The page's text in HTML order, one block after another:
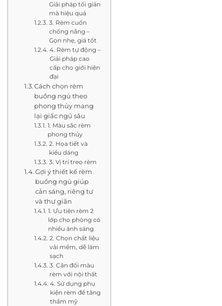
Giải pháp tối giản
mà hiệu quả
3. Rèm cuốn
chống nắng –
Gọn nhẹ, giá tốt
4. Rèm tự động –
Giải pháp cao
cấp cho giới hiện
đại
Cách chọn rèm
buồng ngủ theo
phong thủy mang
lại giấc ngủ sâu
1. Màu sắc rèm
phong thủy
2. Họa tiết và
kiểu dáng
3. Vị trí treo rèm
Gợi ý thiết kế rèm
buồng ngủ giúp
cản sáng, riêng tư
và thư giãn
1. Ưu tiên rèm 2
lớp cho phòng có
nhiều ánh sáng
2. Chọn chất liệu
vải mềm, dễ làm
sạch
3. Cân đối màu
rèm với nội thất
4. Sử dụng phụ
kiện rèm để tăng
thẩm mỹ